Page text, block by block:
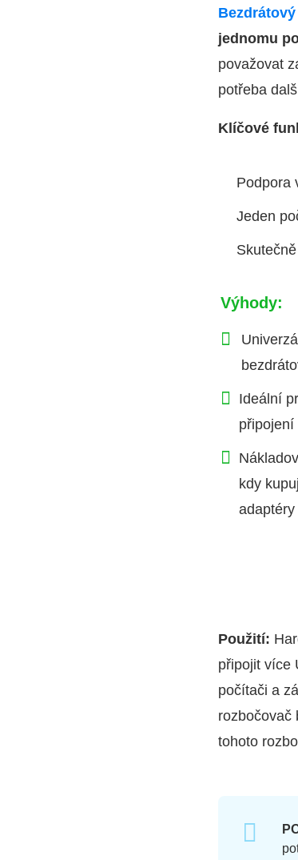
jednomu
považovat
potřeba
Klíčové
Podpora
Jeden
Výhody:
Ideální
kdy
Použití:
připojit více
počítači a
rozbočovač
tohoto